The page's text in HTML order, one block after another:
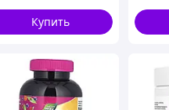
или проходите
компонентами)
на вышеуказанные
Купить